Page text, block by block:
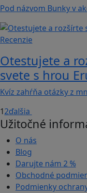
Pod názvom Bunky v
Recenzie
Otestujete a
svete s hrou
Kvíz zahŕňa otázky z
12ďalšia
Užitočné
O nás
Blog
Darujte nám 2 %
Obchodné
Podmienky